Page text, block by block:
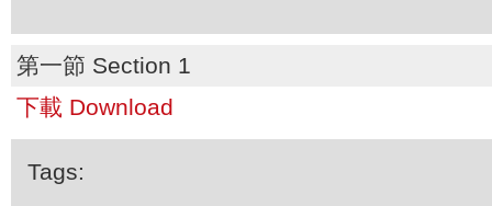
第一節 Section 1
下載 Download
Tags: